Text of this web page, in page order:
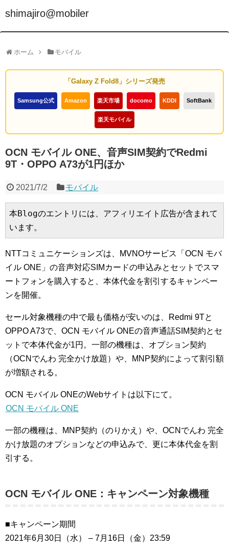
shimajiro@mobiler
ホーム モバイル
「Galaxy Z Fold8」シリーズ発売
Samsung公式 Amazon 楽天市場 docomo KDDI SoftBank
楽天モバイル
OCN モバイル ONE、音声SIM契約でRedmi
9T・OPPO A73が1円ほか
2021/7/2 モバイル
本Blogのエントリには、アフィリエイト広告が含まれて
います。
NTTコミュニケーションズは、MVNOサービス「OCN モバ
イル ONE」の音声対応SIMカードの申込みとセットでスマ
ートフォンを購入すると、本体代金を割引するキャンペー
ンを開催。
セール対象機種の中で最も価格が安いのは、Redmi 9Tと
OPPO A73で、OCN モバイル ONEの音声通話SIM契約とセ
ットで本体代金が1円。一部の機種は、オプション契約
（OCNでんわ 完全かけ放題）や、MNP契約によって割引額
が増額される。
OCN モバイル ONEのWebサイトは以下にて。
OCN モバイル ONE
一部の機種は、MNP契約（のりかえ）や、OCNでんわ 完全
かけ放題のオプションなどの申込みで、更に本体代金を割
引する。
OCN モバイル ONE：キャンペーン対象機種
■キャンペーン期間
2021年6月30日（水） – 7月16日（金）23:59